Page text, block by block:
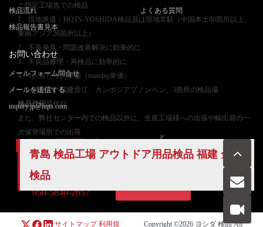
ご指定工場先での検品
1、現地派遣：HQTS-YOSHIDA検品員は現地常駐（中国本土80箇所以上、
東南アジア26箇所以上）
2、不良発見・問題改善解決に効果的に
3、不良品修理・再検品に効率的に
4、1人当たりの単価（manday単価）
上海嘉定、福建晋江、カンボジアプノンペン、3箇所の検品場
検品代行品代行
また、弊社センター内での検品以外に、生産工場様への出張や輸出前の一
次保管場所での出荷
青島 検品工場 アウトドア用品検品 福建 全数
検品
検品流れ
検品報告書見本
よくある質問
お問い合わせ
メールフォーム問合せ
メールを送信する
inquiry.jp@hqts.com
お電話でのお問い合わせ
050-5840-2657
サイトマップ 利用規 Copyright ©2026 ヨシダ 検品All